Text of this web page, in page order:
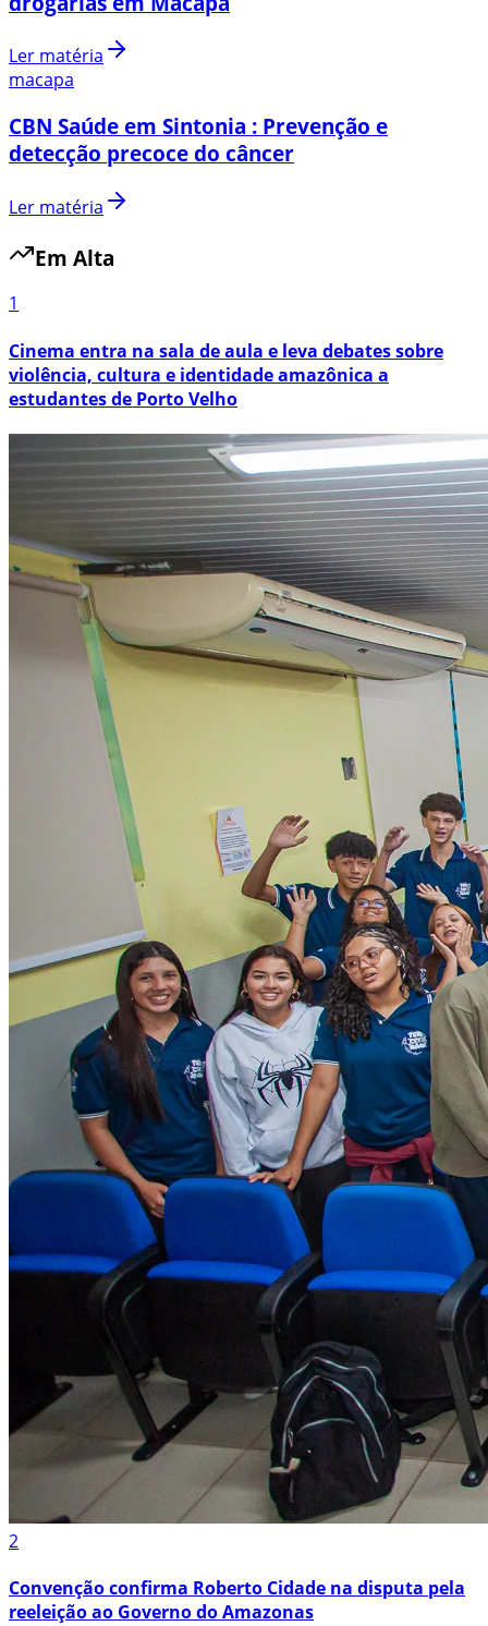
Ler matéria
macapa
CBN Saúde em Sintonia : Prevenção e
detecção precoce do câncer
Ler matéria
Em Alta
1
Cinema entra na sala de aula e leva debates sobre
violência, cultura e identidade amazônica a
estudantes de Porto Velho
2
Convenção confirma Roberto Cidade na disputa pela
reeleição ao Governo do Amazonas